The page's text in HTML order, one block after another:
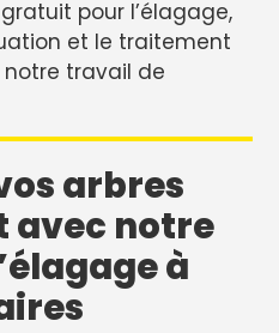
pour l’élagage,
et le traitement
travail de
arbres
avec notre
à